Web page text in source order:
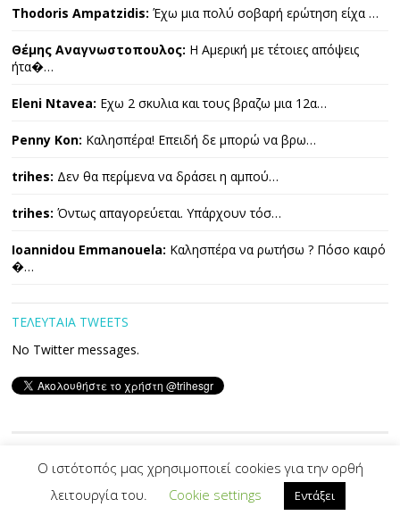
Thodoris Ampatzidis: Έχω μια πολύ σοβαρή ερώτηση είχα …
Θέμης Αναγνωστοπουλος: Η Αμερική με τέτοιες απόψεις
ήτα�…
Eleni Ntavea: Εχω 2 σκυλια και τους βραζω μια 12α…
Penny Kon: Καλησπέρα! Επειδή δε μπορώ να βρω…
trihes: Δεν θα περίμενα να δράσει η αμπού…
trihes: Όντως απαγορεύεται. Υπάρχουν τόσ…
Ioannidou Emmanouela: Καλησπέρα να ρωτήσω ? Πόσο καιρό
�…
ΤΕΛΕΥΤΑΙΑ TWEETS
No Twitter messages.
Copyright © 2026 ΤΡΙΧΕΣ. All Rights Reserved.
Designed by
Developed By -|PVS|-
Ο ιστότοπός μας χρησιμοποιεί cookies για την ορθή
λειτουργία του.
Cookie settings Εντάξει